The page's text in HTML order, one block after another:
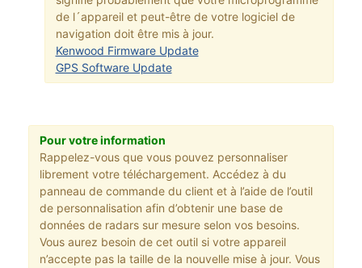
de l´appareil et peut-être de votre logiciel de
navigation doit être mis à jour.
Kenwood Firmware Update
GPS Software Update
Pour votre information
Rappelez-vous que vous pouvez personnaliser
librement votre téléchargement. Accédez à du
panneau de commande du client et à l’aide de l’outil
de personnalisation afin d’obtenir une base de
données de radars sur mesure selon vos besoins.
Vous aurez besoin de cet outil si votre appareil
n’accepte pas la taille de la nouvelle mise à jour. Vous